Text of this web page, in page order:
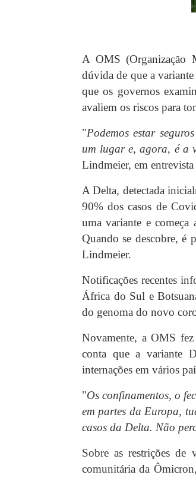
A OMS (Organização
dúvida de que a
que os governos
avaliem os riscos para
"Podemos estar
um lugar e, agora, é a
Lindmeier, em
A Delta, detectada
90% dos casos de
uma variante e começa
Quando se descobre, é
Lindmeier.
Notificações recentes
África do Sul e
do genoma do novo
Novamente, a OMS
conta que a variante
internações em vários
"Os confinamentos, o
em partes da Europa,
casos da Delta. Não
Sobre as restrições de
comunitária da